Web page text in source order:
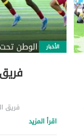
الأخبار
فريق الوطن
اقرأ المزيد